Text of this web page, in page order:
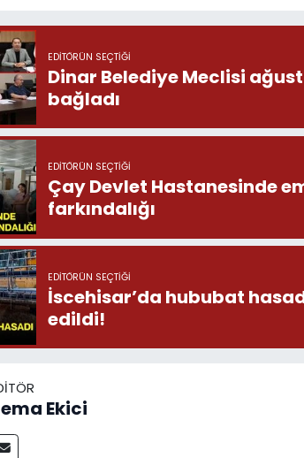
EDITÖRÜN SEÇTIĞI
Dinar Belediye Meclisi
bağladı
EDITÖRÜN SEÇTIĞI
Çay Devlet Hastanesinde
farkındalığı
EDITÖRÜN SEÇTIĞI
İscehisar’da hububat
edildi!
Ekici